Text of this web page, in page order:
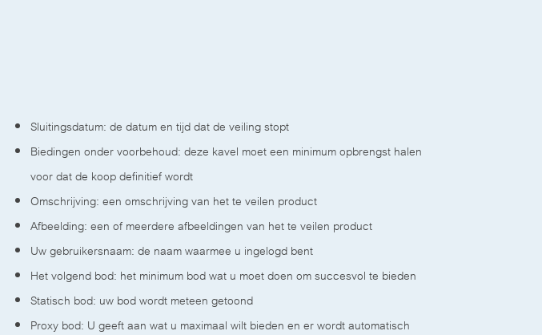
Sluitingsdatum: de datum en tijd dat de veiling stopt
Biedingen onder voorbehoud: deze kavel moet een minimum opbrengst halen
voor dat de koop definitief wordt
Omschrijving: een omschrijving van het te veilen product
Afbeelding: een of meerdere afbeeldingen van het te veilen product
Uw gebruikersnaam: de naam waarmee u ingelogd bent
Het volgend bod: het minimum bod wat u moet doen om succesvol te bieden
Statisch bod: uw bod wordt meteen getoond
Proxy bod: U geeft aan wat u maximaal wilt bieden en er wordt automatisch